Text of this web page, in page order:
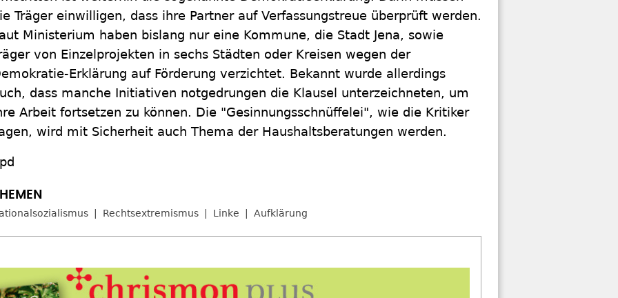
Träger einwilligen, dass ihre Partner auf Verfassungstreue überprüft werden.
Ministerium haben bislang nur eine Kommune, die Stadt Jena, sowie
von Einzelprojekten in sechs Städten oder Kreisen wegen der
Erklärung auf Förderung verzichtet. Bekannt wurde allerdings
dass manche Initiativen notgedrungen die Klausel unterzeichneten, um
Arbeit fortsetzen zu können. Die "Gesinnungsschnüffelei", wie die Kritiker
wird mit Sicherheit auch Thema der Haushaltsberatungen werden.
Rechtsextremismus Linke Aufklärung